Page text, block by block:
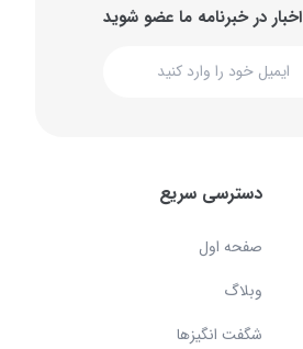
در خبرنامه ما عضو شوید
دسترسی سریع
صفحه اول
وبلاگ
شگفت انگیزها